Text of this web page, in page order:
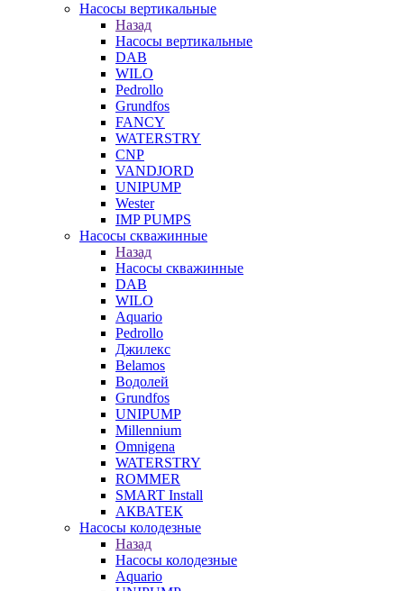
Насосы вертикальные
Назад
Насосы вертикальные
DAB
WILO
Pedrollo
Grundfos
FANCY
WATERSTRY
CNP
VANDJORD
UNIPUMP
Wester
IMP PUMPS
Насосы скважинные
Назад
Насосы скважинные
DAB
WILO
Aquario
Pedrollo
Джилекс
Belamos
Водолей
Grundfos
UNIPUMP
Millennium
Omnigena
WATERSTRY
ROMMER
SMART Install
АКВАТЕК
Насосы колодезные
Назад
Насосы колодезные
Aquario